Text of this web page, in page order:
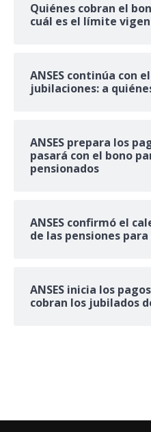
Quiénes cobran el
cuál es el límite
ANSES continúa con
jubilaciones: a
ANSES prepara los
pasará con el bono
pensionados
ANSES confirmó el
de las pensiones
ANSES inicia los
cobran los jubilados